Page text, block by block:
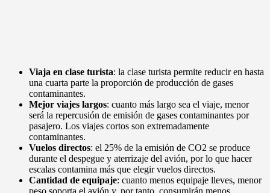
Viaja en clase turista: la clase turista permite reducir en hasta
una cuarta parte la proporción de producción de gases
contaminantes.
Mejor viajes largos: cuanto más largo sea el viaje, menor
será la repercusión de emisión de gases contaminantes por
pasajero. Los viajes cortos son extremadamente
contaminantes.
Vuelos directos: el 25% de la emisión de CO2 se produce
durante el despegue y aterrizaje del avión, por lo que hacer
escalas contamina más que elegir vuelos directos.
Cantidad de equipaje: cuanto menos equipaje lleves, menor